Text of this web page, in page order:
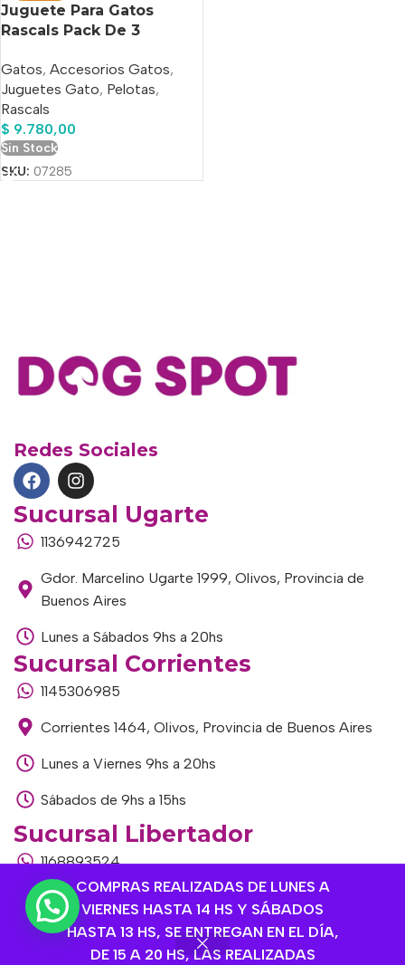
COMPRAS REALIZADAS DE LUNES A
VIERNES HASTA 14 HS Y SÁBADOS
HASTA 13 HS, SE ENTREGAN EN EL DÍA,
DE 15 A 20 HS, LAS REALIZADAS
Juguete Para Gatos
Rascals Pack De 3
Gatos, Accesorios Gatos,
Juguetes Gato, Pelotas,
Rascals
$ 9.780,00
Sin Stock
SKU: 07285
Redes Sociales
Sucursal Ugarte
1136942725
Gdor. Marcelino Ugarte 1999, Olivos, Provincia de
Buenos Aires
Lunes a Sábados 9hs a 20hs
Sucursal Corrientes
1145306985
Corrientes 1464, Olivos, Provincia de Buenos Aires
Lunes a Viernes 9hs a 20hs
Sábados de 9hs a 15hs
Sucursal Libertador
1168893524
Av. del Libertador 1915, Vte. López, Provincia de
Buenos Aires
Lunes a Viernes de 9hs a 13hs / 16hs a 20hs